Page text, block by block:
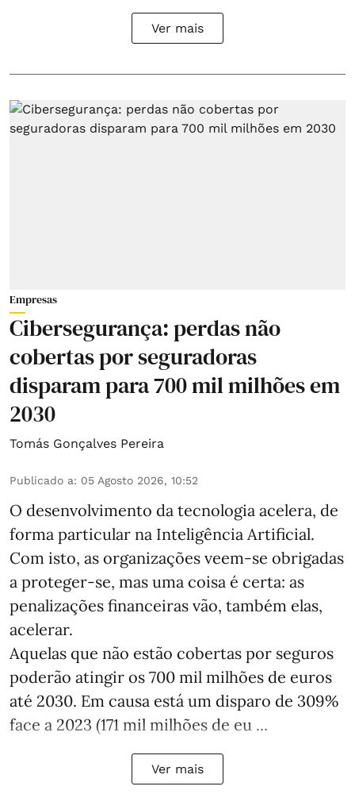
Ver mais
Empresas
Cibersegurança: perdas não
cobertas por seguradoras
disparam para 700 mil milhões em
2030
Tomás Gonçalves Pereira
Publicado a: 05 Agosto 2026, 10:52
O desenvolvimento da tecnologia acelera, de
forma particular na Inteligência Artificial.
Com isto, as organizações veem-se obrigadas
a proteger-se, mas uma coisa é certa: as
penalizações financeiras vão, também elas,
acelerar.
Aquelas que não estão cobertas por seguros
poderão atingir os 700 mil milhões de euros
até 2030. Em causa está um disparo de 309%
face a 2023 (171 mil milhões de eu ...
Ver mais